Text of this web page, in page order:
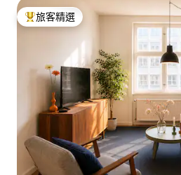
旅客精選榜首
旅客精選